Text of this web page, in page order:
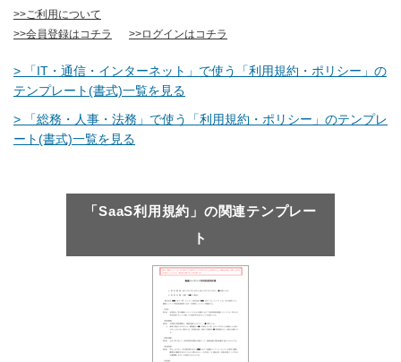
>>ご利用について
>>会員登録はコチラ
>>ログインはコチラ
> 「IT・通信・インターネット」で使う「利用規約・ポリシー」の
テンプレート(書式)一覧を見る
> 「総務・人事・法務」で使う「利用規約・ポリシー」のテンプレ
ート(書式)一覧を見る
「SaaS利用規約」の関連テンプレー
ト